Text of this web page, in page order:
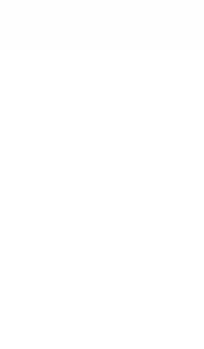
één van beide zeggen: “het
relatietwijfel zou kunnen herkennen.